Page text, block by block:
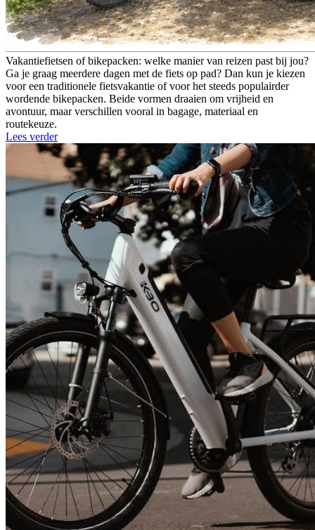
Vakantiefietsen of bikepacken: welke manier van reizen past bij jou?
Ga je graag meerdere dagen met de fiets op pad? Dan kun je kiezen
voor een traditionele fietsvakantie of voor het steeds populairder
wordende bikepacken. Beide vormen draaien om vrijheid en
avontuur, maar verschillen vooral in bagage, materiaal en
routekeuze.
Lees verder